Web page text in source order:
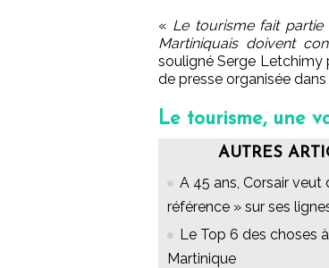
« Le tourisme fait partie
Martiniquais doivent
souligné Serge Letchimy
de presse organisée
Le tourisme, une
AUTRES
A 45 ans, Corsair veut
référence » sur ses
Le Top 6 des choses
Martinique